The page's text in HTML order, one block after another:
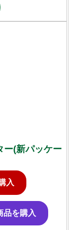
ー(新パッケー
入
品を購入